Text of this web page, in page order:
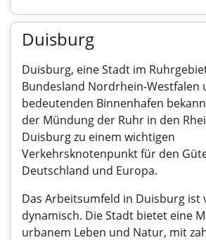
Duisburg
Duisburg, eine Stadt im
Bundesland Nordrhein-Westfalen
bedeutenden Binnenhafen
der Mündung der Ruhr in den
Duisburg zu einem wichtigen
Verkehrsknotenpunkt für den
Deutschland und Europa.
Das Arbeitsumfeld in Duisburg ist
dynamisch. Die Stadt bietet eine
urbanem Leben und Natur, mit